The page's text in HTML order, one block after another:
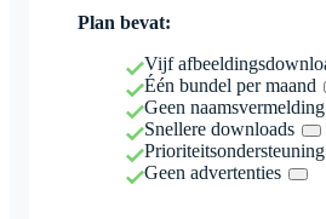
Plan bevat:
Vijf
Één bundel per maand
Geen
Snellere downloads
Prioriteitsondersteuning
Geen advertenties